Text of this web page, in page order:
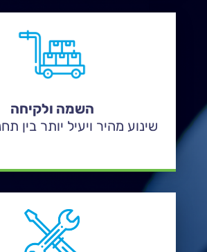
השמה ולקיחה
שינוע מהיר ויעיל יותר בין